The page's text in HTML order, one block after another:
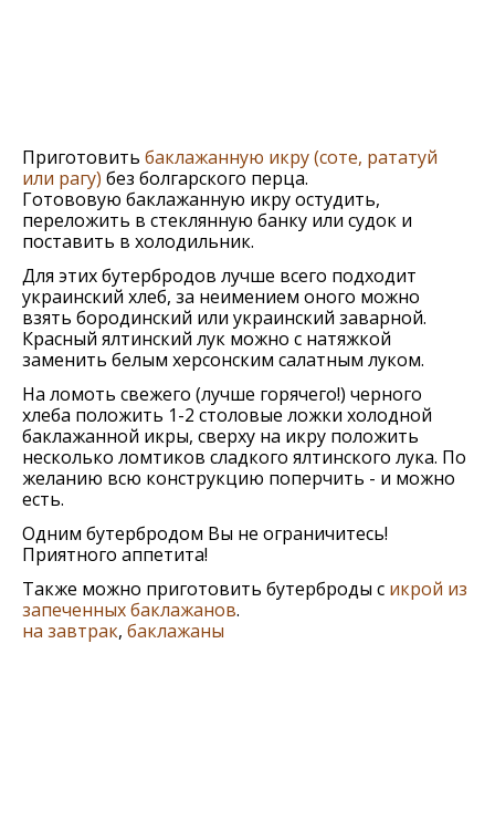
Приготовить баклажанную икру (соте, рататуй
или рагу) без болгарского перца.
Готововую баклажанную икру остудить,
переложить в стеклянную банку или судок и
поставить в холодильник.
Для этих бутербродов лучше всего подходит
украинский хлеб, за неимением оного можно
взять бородинский или украинский заварной.
Красный ялтинский лук можно с натяжкой
заменить белым херсонским салатным луком.
На ломоть свежего (лучше горячего!) черного
хлеба положить 1-2 столовые ложки холодной
баклажанной икры, сверху на икру положить
несколько ломтиков сладкого ялтинского лука. По
желанию всю конструкцию поперчить - и можно
есть.
Одним бутербродом Вы не ограничитесь!
Приятного аппетита!
Также можно приготовить бутерброды с икрой из
запеченных баклажанов.
на завтрак, баклажаны